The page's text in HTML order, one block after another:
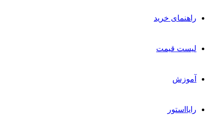
راهنمای خرید
لیست قیمت
آموزش
رایااستور